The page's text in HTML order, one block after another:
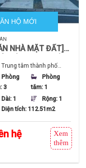
HỘ MỚI
NHÀ MẶT ĐẤT]
TẠI OTA
– ĐẤT
CÓ CHỖ ĐỖ XE
Trung tâm thành phố
tỉnh Gunma, Nhật Bản
Phòng
3
Phòng
tắm: 1
Dài: 1
Rộng: 1
Diện tích: 112.51m2
hệ
Xem
thêm